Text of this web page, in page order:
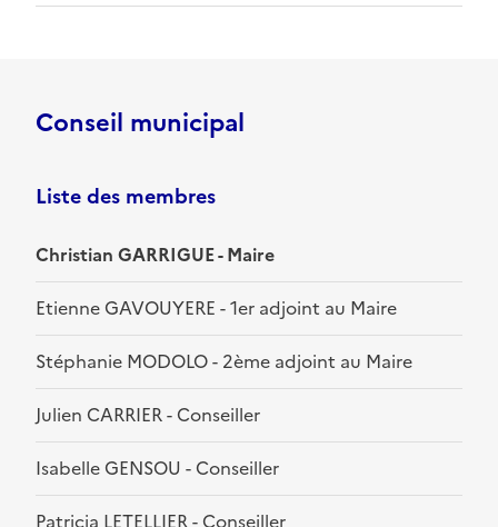
Conseil municipal
Liste des membres
Christian GARRIGUE - Maire
Etienne GAVOUYERE - 1er adjoint au Maire
Stéphanie MODOLO - 2ème adjoint au Maire
Julien CARRIER - Conseiller
Isabelle GENSOU - Conseiller